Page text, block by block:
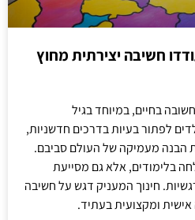
חשיבה יצירתית מחוץ
בחיים, במיוחד בגיל
לפתור בעיות בדרכים חדשניות,
הבנה מעמיקה של העולם סביבם.
בלימודים, אלא גם מסייעת
חינוך המעניק דגש על חשיבה
אישית ומקצועית בעתיד.